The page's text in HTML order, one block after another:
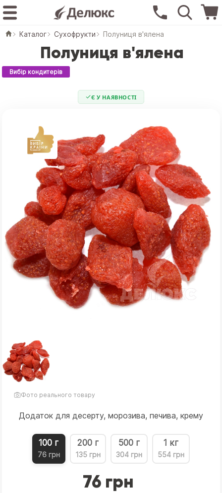
Каталог Сухофрукти Полуниця в'ялена
Полуниця в'ялена
Вибір кондитерів
Є У НАЯВНОСТІ
Фото реального товару
Додаток для десерту, морозива, печива, крему
100 г
76 грн
200 г
135 грн
500 г
304 грн
1 кг
554 грн
76 грн